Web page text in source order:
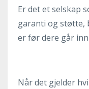
Er det et selskap
garanti og støtte,
er før dere går
Når det gjelder